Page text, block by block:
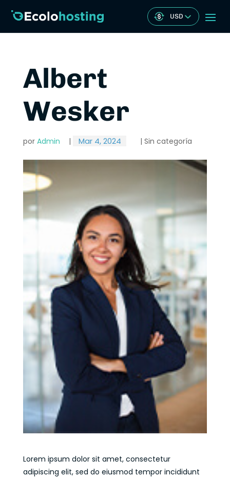
USD
Albert
Wesker
por Admin | Mar 4, 2024 | Sin categoría
Lorem ipsum dolor sit amet, consectetur
adipiscing elit, sed do eiusmod tempor incididunt